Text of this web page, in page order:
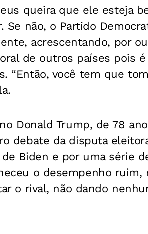
queira que ele esteja
não, o Partido
acrescentando, por
de outros países pois
“Então, você tem que
Donald Trump, de 78
debate da disputa
Biden e por uma série
o desempenho ruim,
o rival, não dando